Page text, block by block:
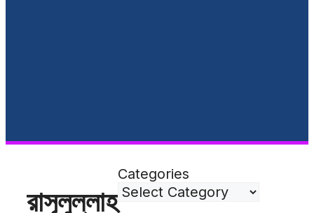
রাসূলুল্লাহ
Categories